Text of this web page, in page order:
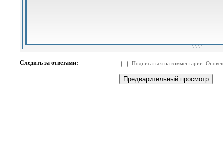
-
-
-
-
-
-
-
Следить за ответами: Подписаться на комментарии.